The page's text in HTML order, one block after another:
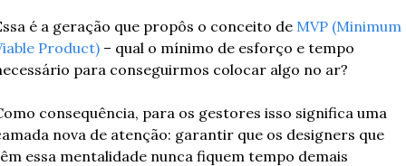
é a geração que propôs o conceito de MVP (Minimum
Product) – qual o mínimo de esforço e tempo
para conseguirmos colocar algo no ar?
consequência, para os gestores isso significa uma
nova de atenção: garantir que os designers que
essa mentalidade nunca fiquem tempo demais